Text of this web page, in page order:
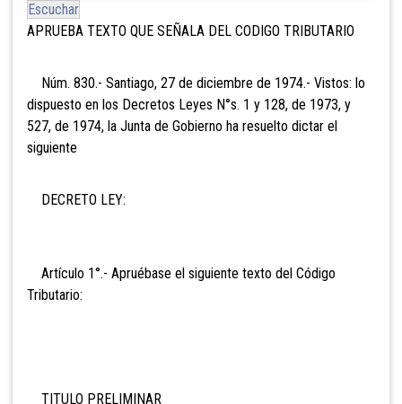
Escuchar
APRUEBA TEXTO QUE SEÑALA DEL CODIGO TRIBUTARIO
Núm. 830.- Santiago, 27 de diciembre de 1974.- Vistos: lo
dispuesto en los Decretos Leyes N°s. 1 y 128, de 1973, y
527, de 1974, la Junta de Gobierno ha resuelto dictar el
siguiente
DECRETO LEY:
Artículo 1°.- Apruébase el siguiente texto del Código
Tributario:
TITULO PRELIMINAR